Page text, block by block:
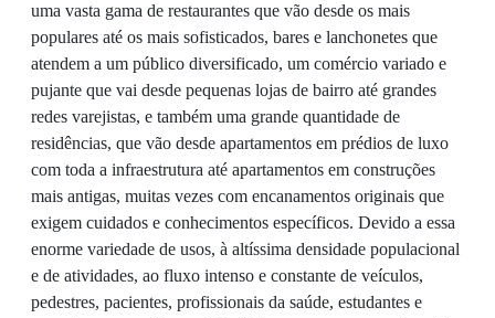
uma vasta gama de restaurantes que vão desde os mais
populares até os mais sofisticados, bares e lanchonetes que
atendem a um público diversificado, um comércio variado e
pujante que vai desde pequenas lojas de bairro até grandes
redes varejistas, e também uma grande quantidade de
residências, que vão desde apartamentos em prédios de luxo
com toda a infraestrutura até apartamentos em construções
mais antigas, muitas vezes com encanamentos originais que
exigem cuidados e conhecimentos específicos. Devido a essa
enorme variedade de usos, à altíssima densidade populacional
e de atividades, ao fluxo intenso e constante de veículos,
pedestres, pacientes, profissionais da saúde, estudantes e